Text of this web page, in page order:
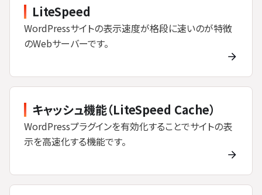
LiteSpeed
WordPressサイトの表示速度が格段に速いのが特徴
のWebサーバーです。
キャッシュ機能（LiteSpeed Cache）
WordPressプラグインを有効化することでサイトの表
示を高速化する機能です。